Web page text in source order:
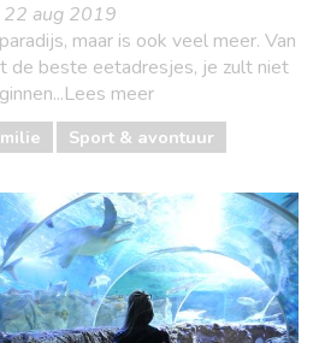
aug 2019
maar is ook veel meer. Van
de beste eetadresjes, je zult niet
meer
Sport & avontuur